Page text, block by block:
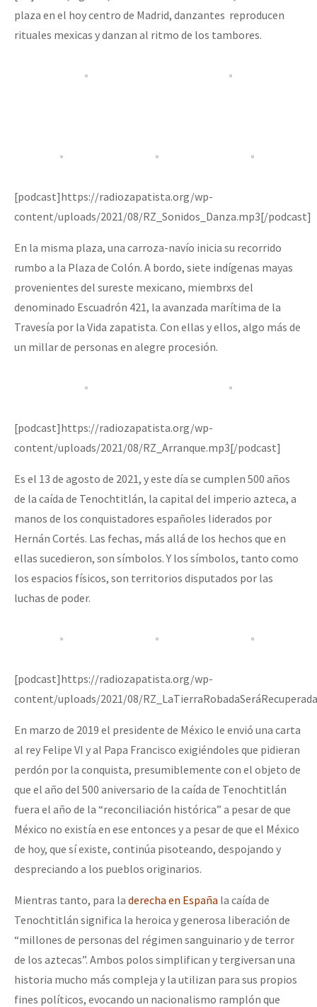
Mundo
EZLN
Mujeres
ETIQUETAS
MULTIMEDIA
Audio
Fotorreportaje
Otras secciones
la naturaleza bajo asedio)
Medios Libres
COVID-19
Eventos
Contacto
Se o México sabe, que o mundo saiba! Nossas lutas pela
plaza en el hoy centro de Madrid, danzantes reproducen
rituales mexicas y danzan al ritmo de los tambores.
[podcast]https://radiozapatista.org/wp-
content/uploads/2021/08/RZ_Sonidos_Danza.mp3[/podcast]
En la misma plaza, una carroza-navío inicia su recorrido
rumbo a la Plaza de Colón. A bordo, siete indígenas mayas
provenientes del sureste mexicano, miembrxs del
denominado Escuadrón 421, la avanzada marítima de la
Travesía por la Vida zapatista. Con ellas y ellos, algo más de
un millar de personas en alegre procesión.
[podcast]https://radiozapatista.org/wp-
content/uploads/2021/08/RZ_Arranque.mp3[/podcast]
Es el 13 de agosto de 2021, y este día se cumplen 500 años
de la caída de Tenochtitlán, la capital del imperio azteca, a
manos de los conquistadores españoles liderados por
Hernán Cortés. Las fechas, más allá de los hechos que en
ellas sucedieron, son símbolos. Y los símbolos, tanto como
los espacios físicos, son territorios disputados por las
luchas de poder.
[podcast]https://radiozapatista.org/wp-
content/uploads/2021/08/
En marzo de 2019 el presidente de México le envió una carta
al rey Felipe VI y al Papa Francisco exigiéndoles que pidieran
perdón por la conquista, presumiblemente con el objeto de
que el año del 500 aniversario de la caída de Tenochtitlán
fuera el año de la “reconciliación histórica” a pesar de que
México no existía en ese entonces y a pesar de que el México
de hoy, que sí existe, continúa pisoteando, despojando y
despreciando a los pueblos originarios.
Mientras tanto, para la derecha en España la caída de
Tenochtitlán significa la heroica y generosa liberación de
“millones de personas del régimen sanguinario y de terror
de los aztecas”. Ambos polos simplifican y tergiversan una
historia mucho más compleja y la utilizan para sus propios
fines políticos, evocando un nacionalismo ramplón que